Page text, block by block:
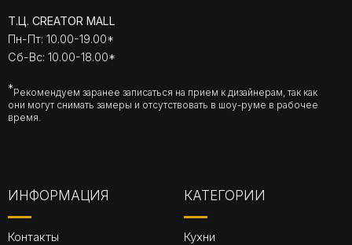
Т.Ц. CREATOR MALL
Пн-Пт: 10.00-19.00*
Сб-Вс: 10.00-18.00*
*Рекомендуем заранее записаться на прием к дизайнерам, так как
они могут снимать замеры и отсутствовать в шоу-руме в рабочее
время.
ИНФОРМАЦИЯ
Контакты
КАТЕГОРИИ
Кухни